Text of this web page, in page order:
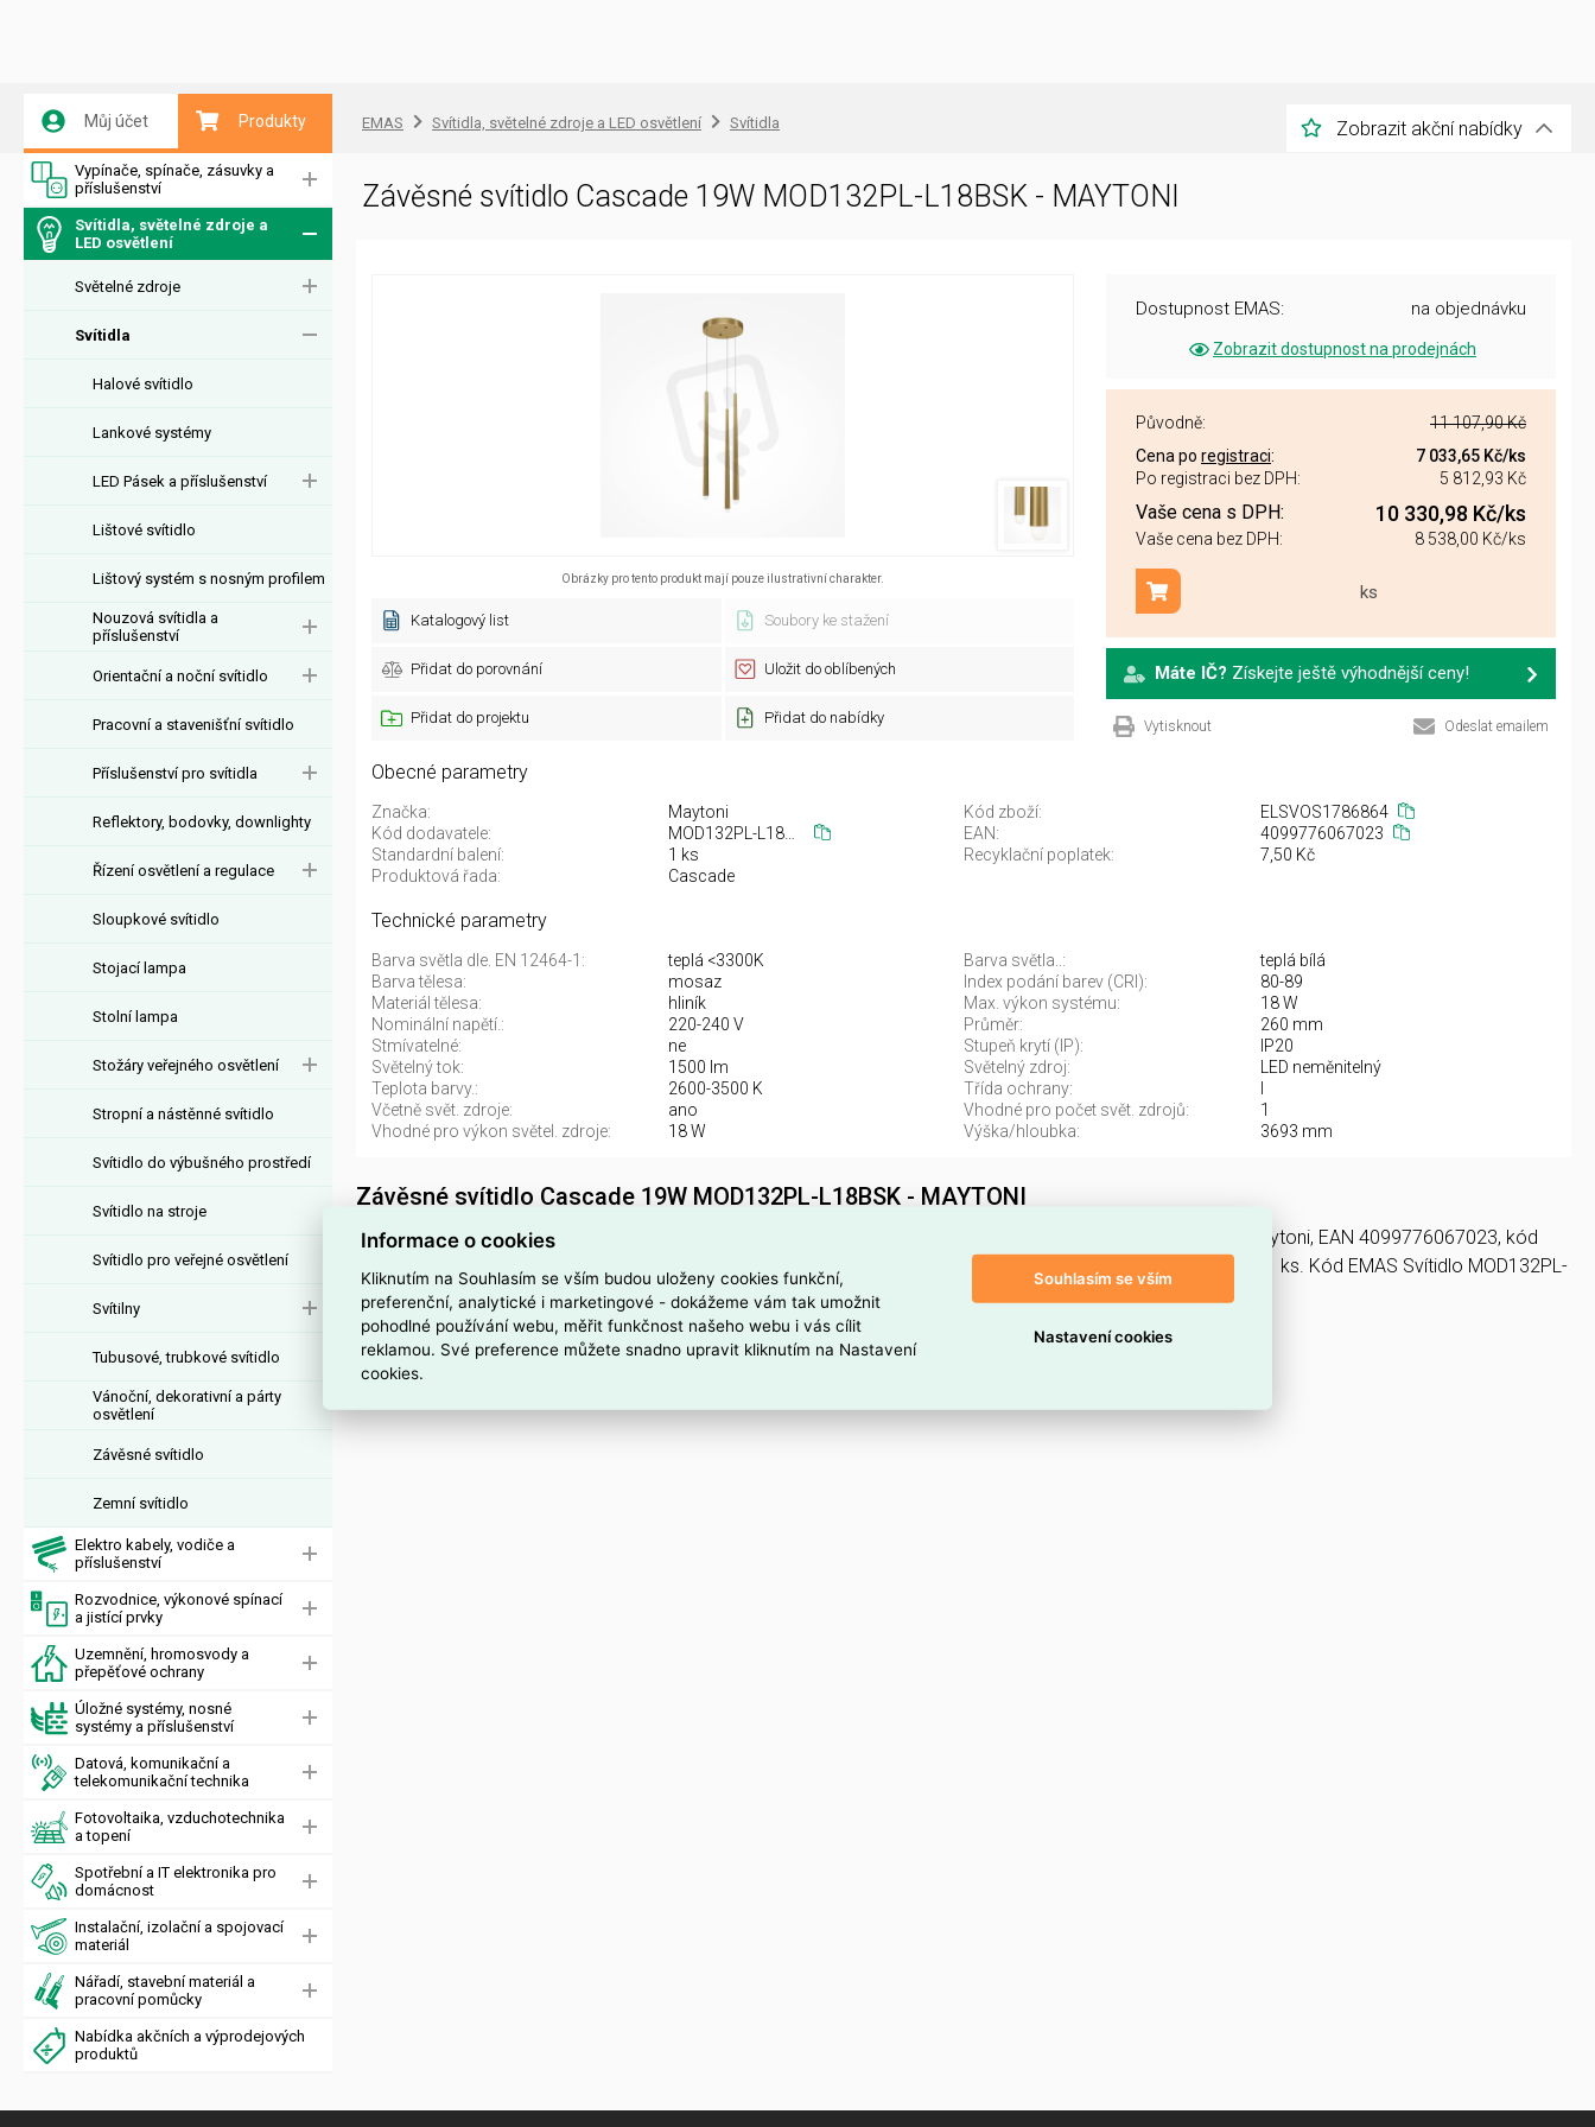
Můj účet Produkty
Vypínače, spínače, zásuvky a
příslušenství
Svítidla, světelné zdroje a
LED osvětlení
Světelné zdroje
Svítidla
Halové svítidlo
Lankové systémy
LED Pásek a příslušenství
Lištové svítidlo
Lištový systém s nosným profilem
Nouzová svítidla a
příslušenství
Orientační a noční svítidlo
Pracovní a stavenišťní svítidlo
Příslušenství pro svítidla
Reflektory, bodovky, downlighty
Řízení osvětlení a regulace
Sloupkové svítidlo
Stojací lampa
Stolní lampa
Stožáry veřejného osvětlení
Stropní a nástěnné svítidlo
Svítidlo do výbušného prostředí
Svítidlo na stroje
Svítidlo pro veřejné osvětlení
Svítilny
Tubusové, trubkové svítidlo
Vánoční, dekorativní a párty
osvětlení
Závěsné svítidlo
Zemní svítidlo
Elektro kabely, vodiče a
příslušenství
Rozvodnice, výkonové spínací
a jistící prvky
Uzemnění, hromosvody a
přepěťové ochrany
Úložné systémy, nosné
systémy a příslušenství
Datová, komunikační a
telekomunikační technika
Fotovoltaika, vzduchotechnika
a topení
Spotřební a IT elektronika pro
domácnost
Instalační, izolační a spojovací
materiál
Nářadí, stavební materiál a
pracovní pomůcky
Nabídka akčních a výprodejových
produktů
EMAS Svítidla, světelné zdroje a LED osvětlení Svítidla Zobrazit akční nabídky
Závěsné svítidlo Cascade 19W MOD132PL-L18BSK - MAYTONI
Obrázky pro tento produkt mají pouze ilustrativní charakter.
Katalogový list Soubory ke stažení
Přidat do porovnání Uložit do oblíbených
Přidat do projektu Přidat do nabídky
Dostupnost EMAS: na objednávku
Zobrazit dostupnost na prodejnách
Původně:
11 107,90 Kč
Cena po registraci: 7 033,65 Kč/ks
Po registraci bez DPH:
5 812,93 Kč
Vaše cena s DPH: 10 330,98 Kč/ks
Vaše cena bez DPH: 8 538,00 Kč/ks
ks
Přidat do košíku
Máte IČ? Získejte ještě výhodnější ceny!
Vytisknout Odeslat emailem
Obecné parametry
Značka: Maytoni Kód zboží:
ELSVOS1786864
Kód dodavatele:
MOD132PL-L18BSK EAN:
4099776067023
Standardní balení:
1 ks Recyklační poplatek:
7,50 Kč
Produktová řada:
Cascade
Technické parametry
Barva světla dle. EN 12464-1: teplá <3300K Barva světla..:
teplá bílá
Barva tělesa:
mosaz Index podání barev (CRI):
80-89
Materiál tělesa:
hliník Max. výkon systému:
18 W
Nominální napětí.:
220-240 V Průměr:
260 mm
Stmívatelné:
ne Stupeň krytí (IP):
IP20
Světelný tok:
1500 lm Světelný zdroj:
LED neměnitelný
Teplota barvy.:
2600-3500 K Třída ochrany:
Včetně svět. zdroje:
ano Vhodné pro počet svět. zdrojů:
1
Vhodné pro výkon světel. zdroje:
18 W Výška/hloubka: 3693 mm
Závěsné svítidlo Cascade 19W MOD132PL-L18BSK - MAYTONI
Svítidlo MOD132PL-L18BSK najdete v kategoriích Svítidla, Svítidla, světelné zdroje a LED osvětlení, výrobce Maytoni, EAN 4099776067023, kód
dodavatele MOD132PL-L18BSK. Závěsné svítidlo Cascade 19W MOD132PL-L18BSK - MAYTONI nabízíme od 1 ks. Kód EMAS Svítidlo MOD132PL-
L18BSK je ELSVOS1786864.
Interní název produktu
Svítidlo MOD132PL-L18BSK
Informace o cookies
Kliknutím na Souhlasím se vším budou uloženy cookies funkční,
preferenční, analytické i marketingové - dokážeme vám tak umožnit
pohodlné používání webu, měřit funkčnost našeho webu i vás cílit
reklamou. Své preference můžete snadno upravit kliknutím na Nastavení
cookies.
Souhlasím se vším
Nastavení cookies